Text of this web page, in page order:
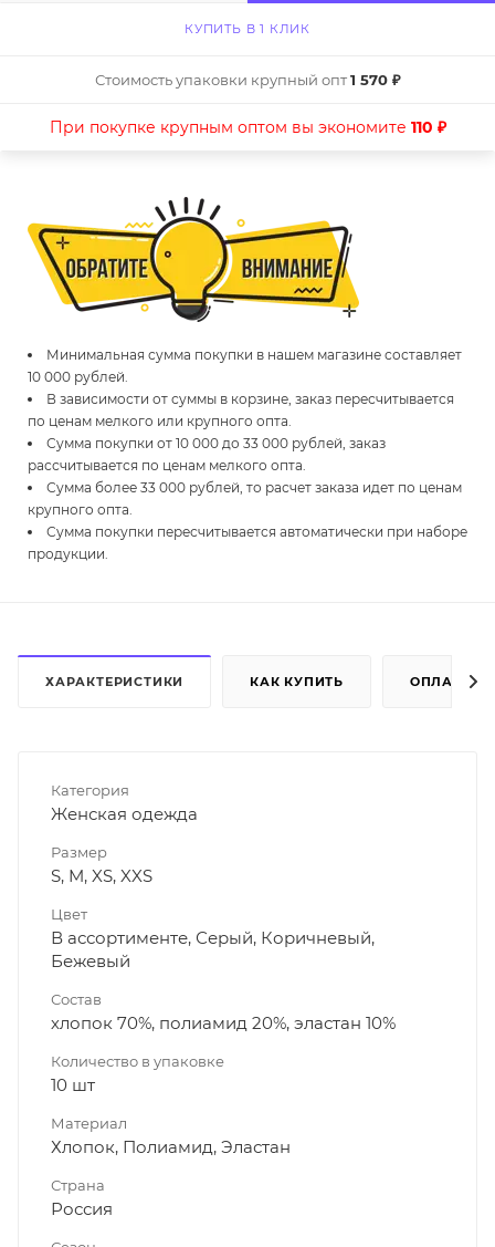
КУПИТЬ В 1 КЛИК
Стоимость упаковки крупный опт1 570 ₽
При покупке крупным оптом вы экономите 110 ₽
Минимальная сумма покупки в нашем магазине составляет
10 000 рублей.
В зависимости от суммы в корзине, заказ пересчитывается
по ценам мелкого или крупного опта.
Сумма покупки от 10 000 до 33 000 рублей, заказ
рассчитывается по ценам мелкого опта.
Сумма более 33 000 рублей, то расчет заказа идет по ценам
крупного опта.
Сумма покупки пересчитывается автоматически при наборе
продукции.
ХАРАКТЕРИСТИКИ КАК КУПИТЬ ОПЛАТА
Категория
Женская одежда
Размер
S, M, XS, XXS
Цвет
В ассортименте, Серый, Коричневый,
Бежевый
Состав
хлопок 70%, полиамид 20%, эластан 10%
Количество в упаковке
10 шт
Материал
Хлопок, Полиамид, Эластан
Страна
Россия